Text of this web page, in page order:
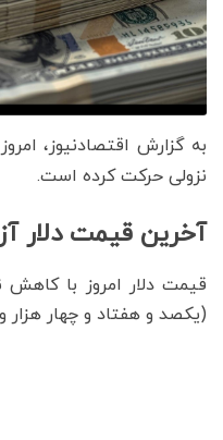
به گزارش اقتصادنیوز، امروز
نزولی حرکت کرده است.
آخرین قیمت دلار
(یکصد و هفتاد و چهار